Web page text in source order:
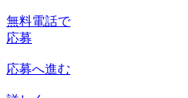
無料電話で
応募
応募へ進む